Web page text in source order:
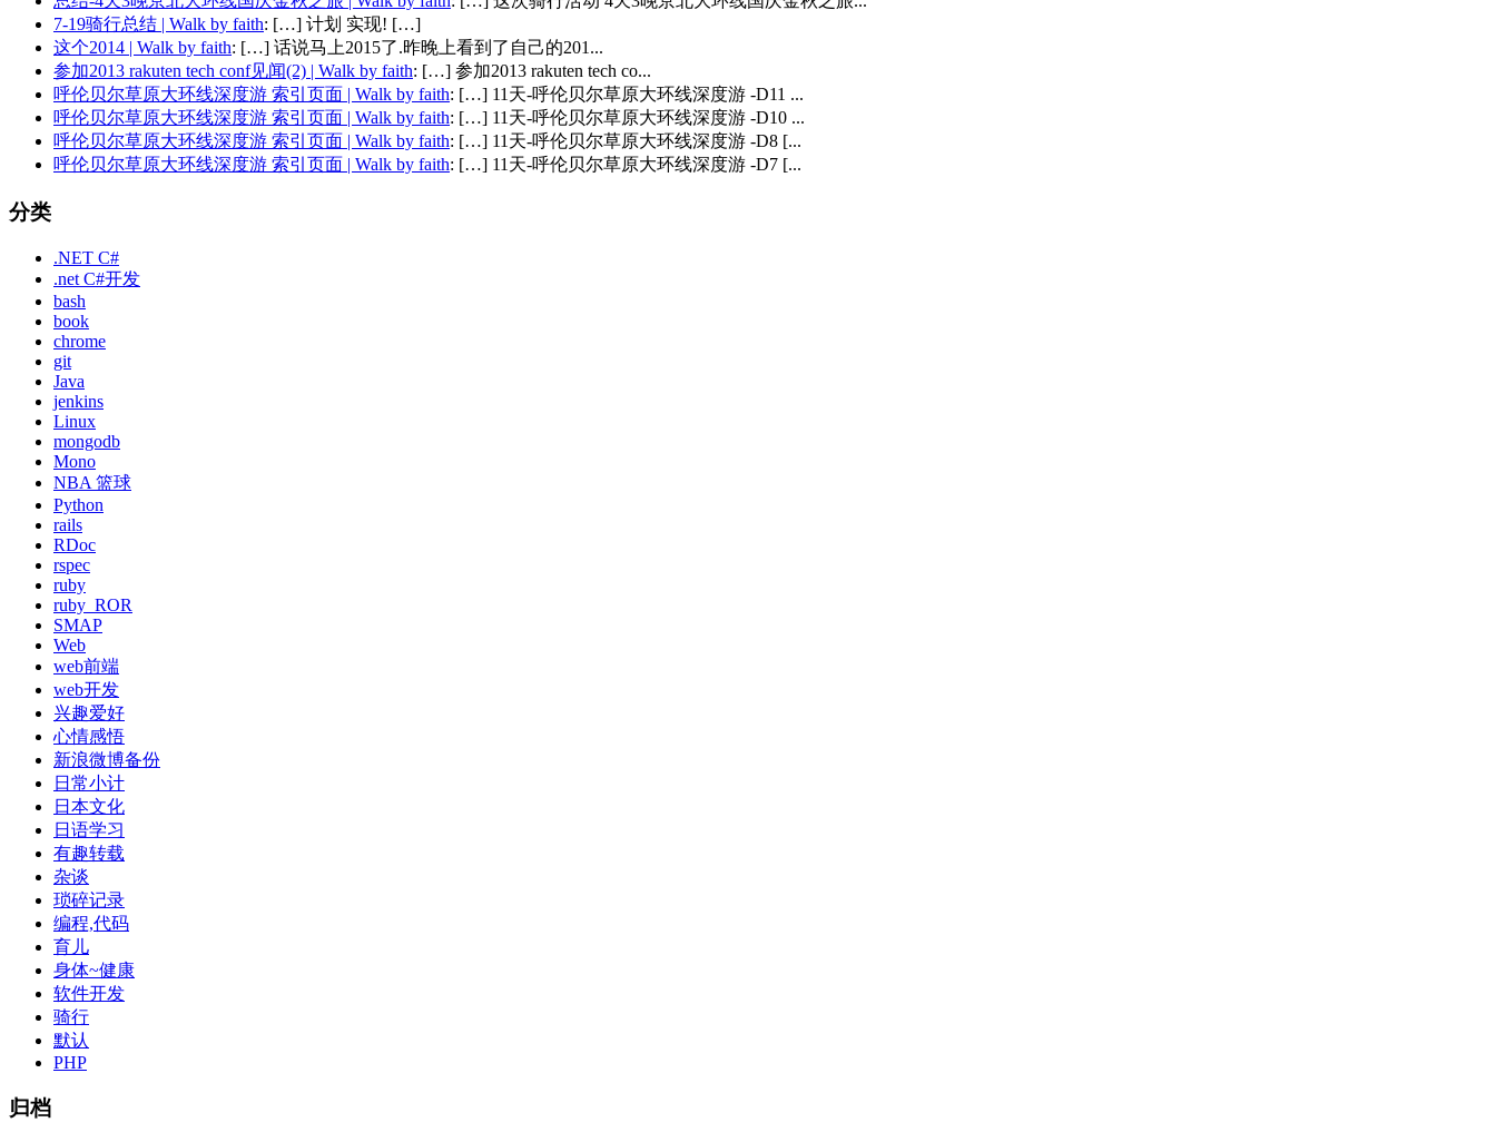
7-19骑行总结 | Walk by faith: […] 计划 实现! […]
这个2014 | Walk by faith: […] 话说马上2015了.昨晚上看到了自己的201...
参加2013 rakuten tech conf见闻(2) | Walk by faith: […] 参加2013 rakuten tech co...
呼伦贝尔草原大环线深度游 索引页面 | Walk by faith: […] 11天-呼伦贝尔草原大环线深度游 -D11 ...
呼伦贝尔草原大环线深度游 索引页面 | Walk by faith: […] 11天-呼伦贝尔草原大环线深度游 -D10 ...
呼伦贝尔草原大环线深度游 索引页面 | Walk by faith: […] 11天-呼伦贝尔草原大环线深度游 -D8 [...
呼伦贝尔草原大环线深度游 索引页面 | Walk by faith: […] 11天-呼伦贝尔草原大环线深度游 -D7 [...
分类
.NET C#
.net C#开发
bash
book
chrome
git
Java
jenkins
Linux
mongodb
Mono
NBA 篮球
Python
rails
RDoc
rspec
ruby
ruby_ROR
SMAP
Web
web前端
web开发
兴趣爱好
心情感悟
新浪微博备份
日常小计
日本文化
日语学习
有趣转载
杂谈
琐碎记录
编程,代码
育儿
身体~健康
软件开发
骑行
默认
PHP
归档